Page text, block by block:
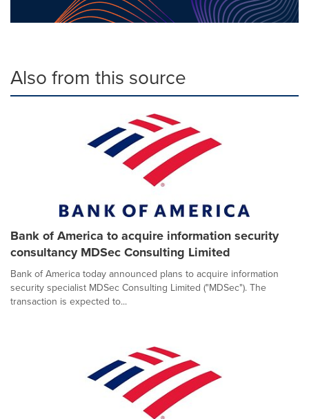
Also from this source
Bank of America to acquire information security
consultancy MDSec Consulting Limited
Bank of America today announced plans to acquire information
security specialist MDSec Consulting Limited ("MDSec"). The
transaction is expected to...